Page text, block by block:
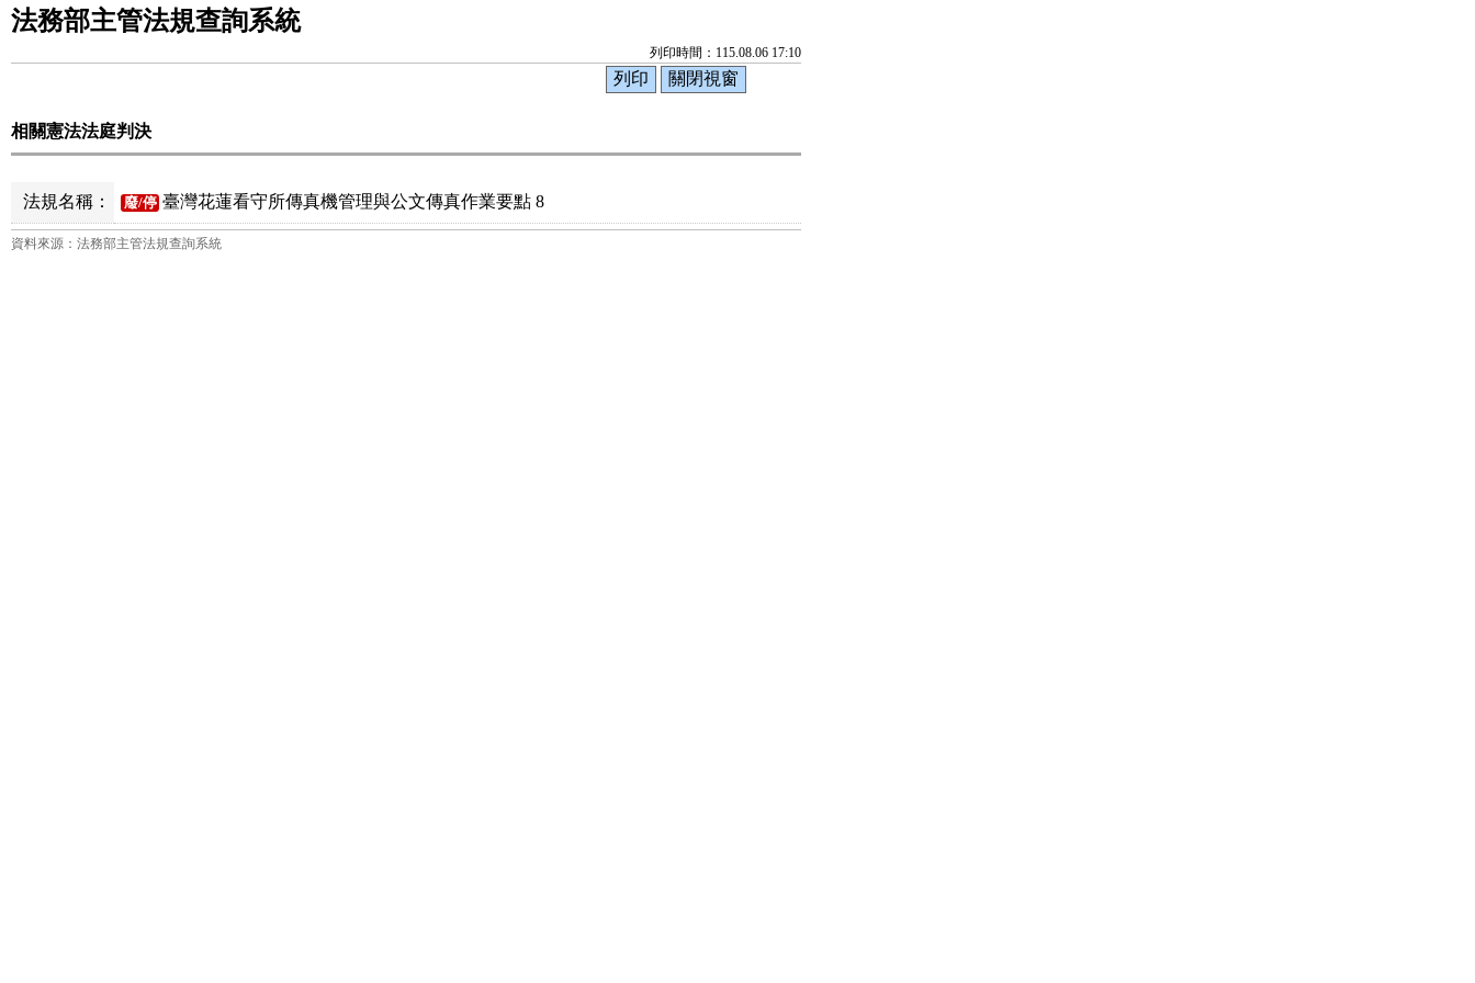
法務部主管法規查詢系統
列印時間：115.08.06 17:10
相關憲法法庭判決
法規名稱： 廢/停 臺灣花蓮看守所傳真機管理與公文傳真作業要點 8
資料來源：法務部主管法規查詢系統